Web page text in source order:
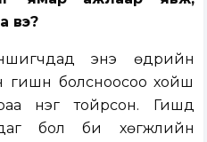
вэ?
энэ өдрийн
болсноосоо хойш
нэг тойрсон. Гишүүд
бол би хөгжлийн